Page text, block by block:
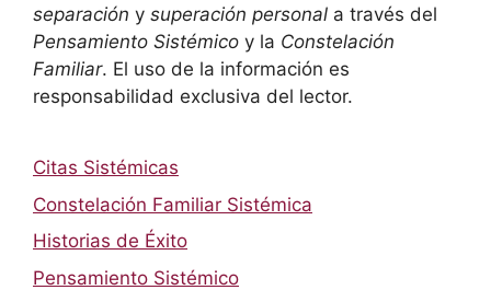
separación y superación personal a través del
Pensamiento Sistémico y la Constelación
Familiar. El uso de la información es
responsabilidad exclusiva del lector.
Citas Sistémicas
Constelación Familiar Sistémica
Historias de Éxito
Pensamiento Sistémico